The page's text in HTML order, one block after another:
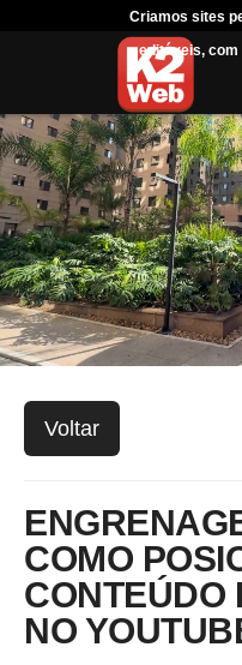
Criamos sites
editáveis, com
Voltar
COMO
CONTEÚDO
NO